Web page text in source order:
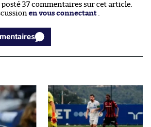
37 commentaires sur cet article.
en vous connectant
commentaires